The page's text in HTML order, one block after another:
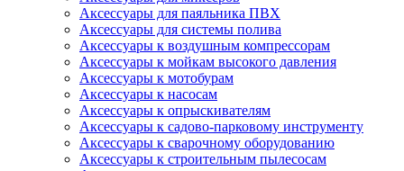
Аксессуары для паяльника ПВХ
Аксессуары для системы полива
Аксессуары к воздушным компрессорам
Аксессуары к мойкам высокого давления
Аксессуары к мотобурам
Аксессуары к насосам
Аксессуары к опрыскивателям
Аксессуары к садово-парковому инструменту
Аксессуары к сварочному оборудованию
Аксессуары к строительным пылесосам